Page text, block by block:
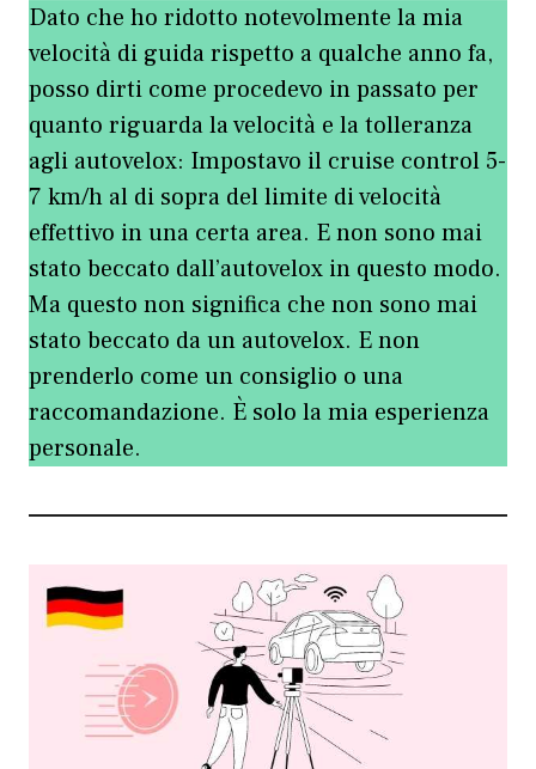
Dato che ho ridotto notevolmente la mia
velocità di guida rispetto a qualche anno fa,
posso dirti come procedevo in passato per
quanto riguarda la velocità e la tolleranza
agli autovelox: Impostavo il cruise control 5-
7 km/h al di sopra del limite di velocità
effettivo in una certa area. E non sono mai
stato beccato dall’autovelox in questo modo.
Ma questo non significa che non sono mai
stato beccato da un autovelox. E non
prenderlo come un consiglio o una
raccomandazione. È solo la mia esperienza
personale.